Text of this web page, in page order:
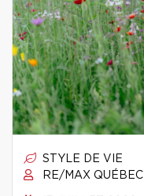
STYLE DE VIE
RE/MAX QUÉBEC